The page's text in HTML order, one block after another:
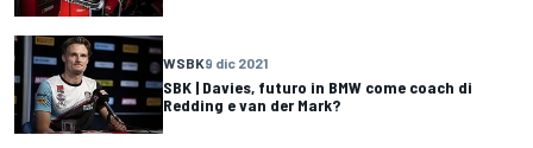
WSBK9 dic 2021
SBK | Davies, futuro in BMW come coach di
Redding e van der Mark?